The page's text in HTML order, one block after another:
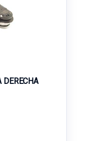
DERECHA